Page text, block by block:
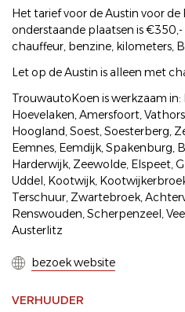
Het tarief voor de Austin voor
onderstaande plaatsen is
chauffeur, benzine, kilometers,
Let op de Austin is alleen met
TrouwautoKoen is werkzaam in:
Hoevelaken, Amersfoort,
Hoogland, Soest, Soesterberg,
Eemnes, Eemdijk, Spakenburg,
Harderwijk, Zeewolde, Elspeet,
Uddel, Kootwijk,
Terschuur, Zwartebroek,
Renswouden, Scherpenzeel,
Austerlitz
bezoek website
VERHUUDER